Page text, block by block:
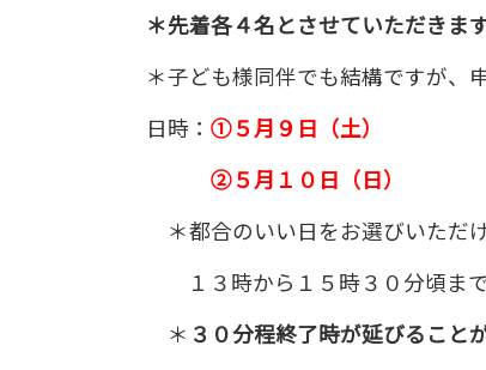
＊先着各４名とさせていただきます
＊子ども様同伴でも結構ですが、
日時： ①５ 月９日（土）
②５月１０日（日）
＊都合のいい日をお選びいただけ
１３時から１５時３０分頃ま
＊ ３０分程終了時が延びること